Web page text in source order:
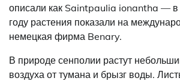
описали как Saintpaulia ionantha —
году растения показали на
немецкая фирма Benary.
В природе сенполии растут
воздуха от тумана и брызг воды.